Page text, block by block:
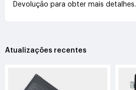
Devolução para obter mais detalhes.
Atualizações recentes